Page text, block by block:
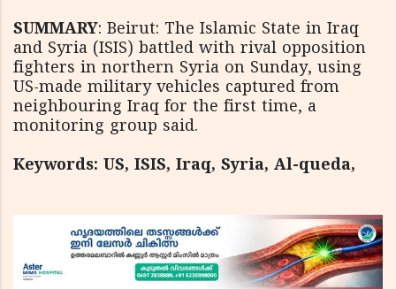
SUMMARY: Beirut: The Islamic State in Iraq
and Syria (ISIS) battled with rival opposition
fighters in northern Syria on Sunday, using
US-made military vehicles captured from
neighbouring Iraq for the first time, a
monitoring group said.
Keywords: US, ISIS, Iraq, Syria, Al-queda,